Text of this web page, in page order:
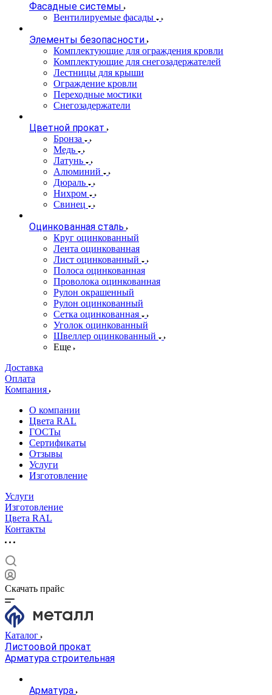
Фасадные системы
Вентилируемые фасады
Элементы безопасности
Комплектующие для ограждения кровли
Комплектующие для снегозадержателей
Лестницы для крыши
Ограждение кровли
Переходные мостики
Снегозадержатели
Цветной прокат
Бронза
Медь
Латунь
Алюминий
Дюраль
Нихром
Свинец
Оцинкованная сталь
Круг оцинкованный
Лента оцинкованная
Лист оцинкованный
Полоса оцинкованная
Проволока оцинкованная
Рулон окрашенный
Рулон оцинкованный
Сетка оцинкованная
Уголок оцинкованный
Швеллер оцинкованный
Еще
Доставка
Оплата
Компания
О компании
Цвета RAL
ГОСТы
Сертификаты
Отзывы
Услуги
Изготовление
Услуги
Изготовление
Цвета RAL
Контакты
Скачать прайс
Каталог
Листоовой прокат
Арматура строительная
Арматура